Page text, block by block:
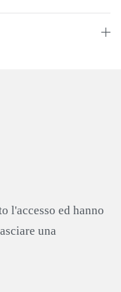
l'accesso ed hanno
una